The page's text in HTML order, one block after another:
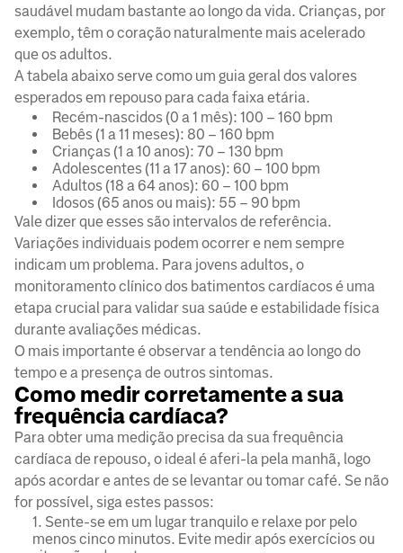
saudável mudam bastante ao longo da vida. Crianças, por
exemplo, têm o coração naturalmente mais acelerado
que os adultos.
A tabela abaixo serve como um guia geral dos valores
esperados em repouso para cada faixa etária.
Recém-nascidos (0 a 1 mês): 100 – 160 bpm
Bebês (1 a 11 meses): 80 – 160 bpm
Crianças (1 a 10 anos): 70 – 130 bpm
Adolescentes (11 a 17 anos): 60 – 100 bpm
Adultos (18 a 64 anos): 60 – 100 bpm
Idosos (65 anos ou mais): 55 – 90 bpm
Vale dizer que esses são intervalos de referência.
Variações individuais podem ocorrer e nem sempre
indicam um problema. Para jovens adultos, o
monitoramento clínico dos batimentos cardíacos é uma
etapa crucial para validar sua saúde e estabilidade física
durante avaliações médicas.
O mais importante é observar a tendência ao longo do
tempo e a presença de outros sintomas.
Como medir corretamente a sua
frequência cardíaca?
Para obter uma medição precisa da sua frequência
cardíaca de repouso, o ideal é aferi-la pela manhã, logo
após acordar e antes de se levantar ou tomar café. Se não
for possível, siga estes passos:
Sente-se em um lugar tranquilo e relaxe por pelo
menos cinco minutos. Evite medir após exercícios ou